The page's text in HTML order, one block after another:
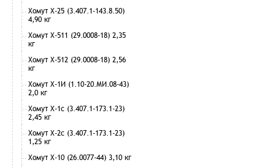
Хомут Х-25 (3.407.1-143.8.50)
4,90 кг
Хомут Х-511 (29.0008-18) 2,35
кг
Хомут Х-512 (29.0008-18) 2,56
кг
Хомут Х-1И (1.10-20.МИ.08-43)
2,0 кг
Хомут Х-1с (3.407.1-173.1-23)
2,45 кг
Хомут Х-2с (3.407.1-173.1-23)
1,25 кг
Хомут Х-10 (26.0077-44) 3,10 кг